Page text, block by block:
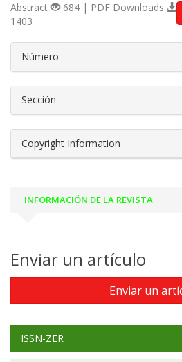
Abstract
684 | PDF Downloads
1403
Número
Sección
Copyright Information
INFORMACIÓN DE LA REVISTA
Enviar un artículo
Enviar un
ISSN-ZER